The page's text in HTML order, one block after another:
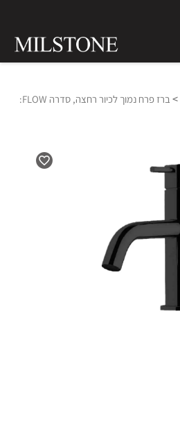
>
ברז פרח נמוך לכיור רחצה, סדרה FLOW: